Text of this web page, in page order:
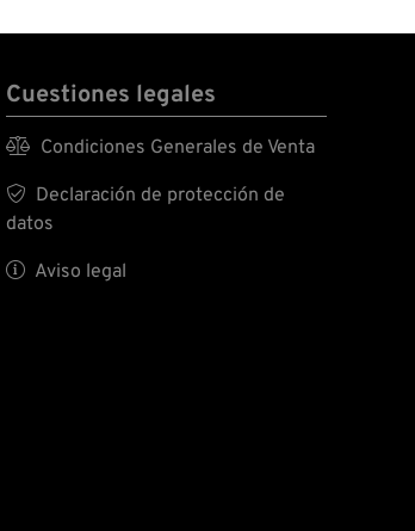
Cuestiones legales
 Condiciones Generales de Venta

Declaración de protección de
datos
 Aviso legal